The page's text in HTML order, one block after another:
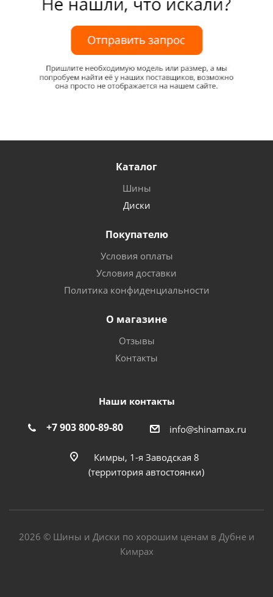
Каталог
Шины
Диски
Покупателю
Условия оплаты
Условия доставки
Политика конфиденциальности
О магазине
Отзывы
Контакты
Наши контакты
+7 903 800-89-80 info@shinamax.ru
Кимры, 1-я Заводская 8
(территория автостоянки)
2026 © Шины и Диски по хорошим ценам в Дубне и
Кимрах